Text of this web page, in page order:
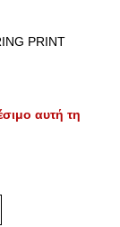
PRINT
αυτή τη